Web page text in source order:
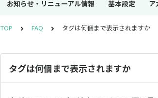
お知らせ・リニューアル情報 基本設定 ア
TOP FAQ タグは何個まで表示されますか
タグは何個まで表示されますか